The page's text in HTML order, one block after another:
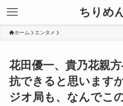
ちりめ
ホーム エンタメ
花田優一、貴乃花親
抗できると思います
ジオ局も、なんでこ